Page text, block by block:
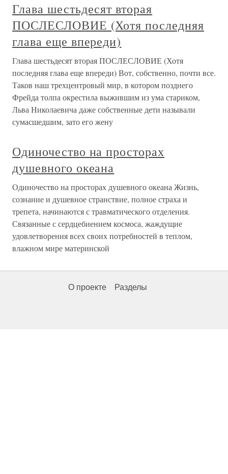
Глава шестьдесят вторая
ПОСЛЕСЛОВИЕ (Хотя последняя
глава еще впереди)
Глава шестьдесят вторая ПОСЛЕСЛОВИЕ (Хотя
последняя глава еще впереди) Вот, собственно, почти все.
Таков наш трехцентровый мир, в котором позднего
Фрейда толпа окрестила выжившим из ума стариком,
Льва Николаевича даже собственные дети называли
сумасшедшим, зато его жену
Одиночество на просторах
душевного океана
Одиночество на просторах душевного океана Жизнь,
сознание и душевное странствие, полное страха и
трепета, начинаются с травматического отделения.
Связанные с сердцебиением космоса, жаждущие
удовлетворения всех своих потребностей в теплом,
влажном мире материнской
О проекте Разделы